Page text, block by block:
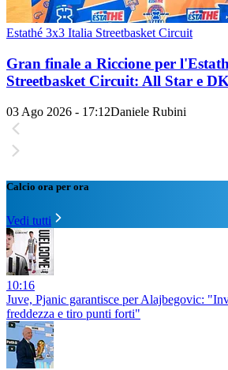
Estathé 3x3 Italia Streetbasket Circuit
Gran finale a Riccione per
Streetbasket Circuit: All Star e
03 Ago 2026 - 17:12Daniele Rubini
Calcio ora per ora
Vedi tutti
10:16
Juve, Pjanic garantisce per Alajbegovic:
freddezza e tiro punti forti"